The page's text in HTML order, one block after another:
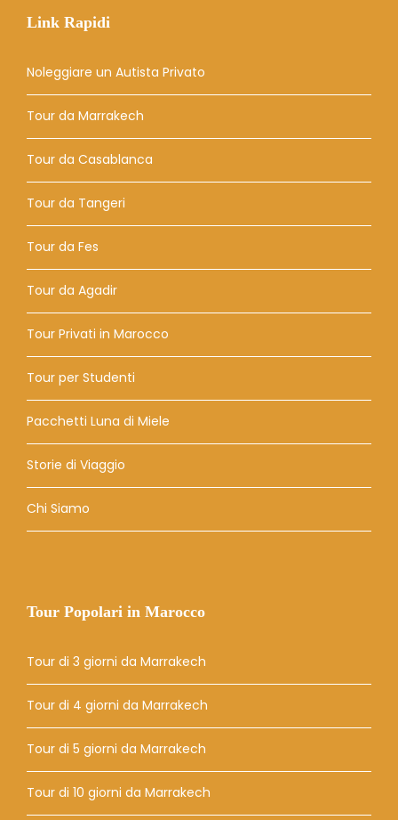
Link Rapidi
Noleggiare un Autista Privato
Tour da Marrakech
Tour da Casablanca
Tour da Tangeri
Tour da Fes
Tour da Agadir
Tour Privati ​​in Marocco
Tour per Studenti
Pacchetti Luna di Miele
Storie di Viaggio
Chi Siamo
Tour Popolari in Marocco
Tour di 3 giorni da Marrakech
Tour di 4 giorni da Marrakech
Tour di 5 giorni da Marrakech
Tour di 10 giorni da Marrakech